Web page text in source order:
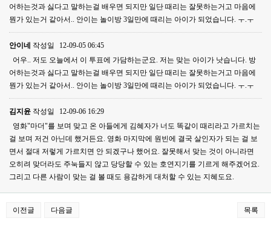
어하는것과 싫다고 말하는걸 배우면 되지만 일단 때리는 잘못하는거고 마음에
뭔가 있는거 같아서.. 안이는 놀이방 3일만에 때리는 아이가 되었습니다. ㅜ.ㅜ
안이네 작성일
12-09-05 06:45
어우.. 저도 오늘에서 이 투표에 가담하는군요. 저는 맞는 아이가 낫습니다. 방
어하는것과 싫다고 말하는걸 배우면 되지만 일단 때리는 잘못하는거고 마음에
뭔가 있는거 같아서.. 안이는 놀이방 3일만에 때리는 아이가 되었습니다. ㅜ.ㅜ
김지윤 작성일
12-09-06 16:29
영화"마더"를 보며 맞고 온 아들에게 김혜자가 너도 똑같이 때리라고 가르치는
걸 보며 저건 아닌데 했거든요. 영화 마지막에 원빈에 결국 살인자가 되는 걸 보
면서 절대 저렇게 가르치면 안 되겠구나 했어요. 잘못해서 맞는 것이 아니라면
오히려 맞더라도 주눅들지 않고 당당할 수 있는 호연지기를 기르게 해주겠어요.
그리고 다른 사람이 맞는 걸 볼 때도 용감하게 대처할 수 있는 지혜도요.
이전글 다음글 목록